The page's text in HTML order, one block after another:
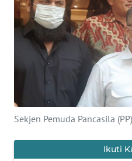
Sekjen Pemuda Pancasila
Ikuti
SAINS-TEKNO
KESEHATAN
INTERNASIONAL
SERBA-SERBI
PENDIDIKAN